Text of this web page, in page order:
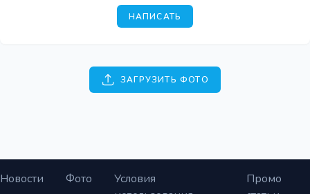
НАПИСАТЬ
ЗАГРУЗИТЬ ФОТО
Новости Фото
Условия
Промо